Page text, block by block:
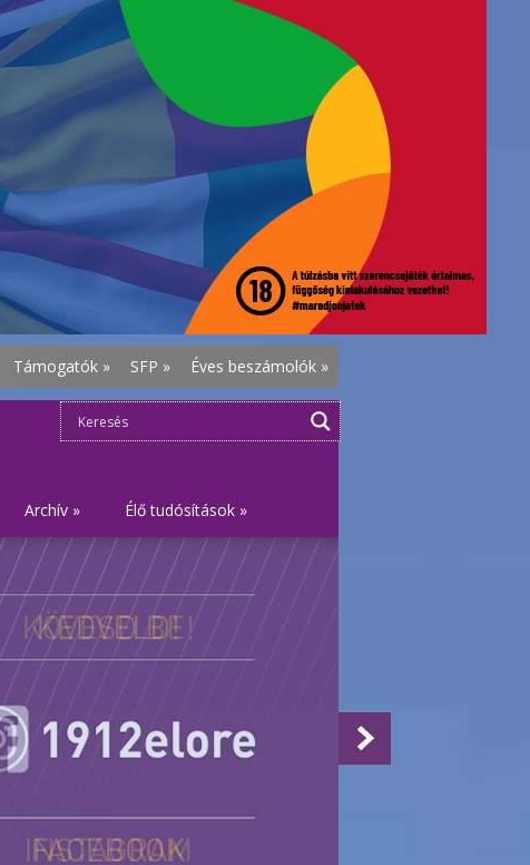
Támogatók » SFP » Éves beszámolók »
Archív » Élő tudósítások »